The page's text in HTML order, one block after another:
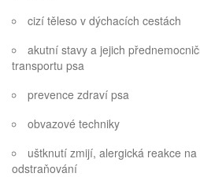
cizí těleso v dýchacích cestách
akutní stavy a jejich
transportu psa
prevence zdraví psa
obvazové techniky
uštknutí zmijí, alergická reakce
odstraňování